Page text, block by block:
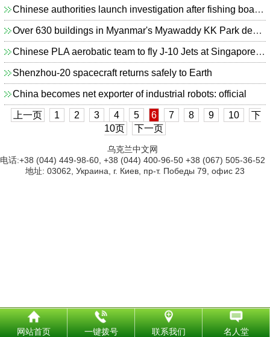
Chinese authorities launch investigation after fishing boat hits Bryde's whale
Over 630 buildings in Myanmar's Myawaddy KK Park demolished
Chinese PLA aerobatic team to fly J-10 Jets at Singapore Airshow
Shenzhou-20 spacecraft returns safely to Earth
China becomes net exporter of industrial robots: official
上一页 1 2 3 4 5 6 7 8 9 10
下
10页
下一页
乌克兰中文网
电话:+38 (044) 449-98-60, +38 (044) 400-96-50 +38 (067) 505-36-52
地址: 03062, Украина, г. Киев, пр-т. Победы 79, офис 23
网站首页 一键拨号 联系我们 名人堂